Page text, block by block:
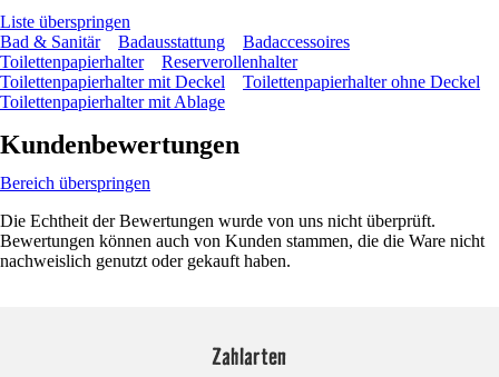
Liste überspringen
Bad & Sanitär
Badausstattung
Badaccessoires
Toilettenpapierhalter
Reserverollenhalter
Toilettenpapierhalter mit Deckel
Toilettenpapierhalter ohne Deckel
Toilettenpapierhalter mit Ablage
Kundenbewertungen
Bereich überspringen
Die Echtheit der Bewertungen wurde von uns nicht überprüft.
Bewertungen können auch von Kunden stammen, die die Ware nicht
nachweislich genutzt oder gekauft haben.
Zahlarten